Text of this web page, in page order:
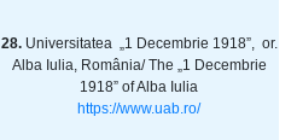
28. Universitatea „1 Decembrie 1918”, or.
Alba Iulia, România/ The „1 Decembrie
1918” of Alba Iulia
https://www.uab.ro/